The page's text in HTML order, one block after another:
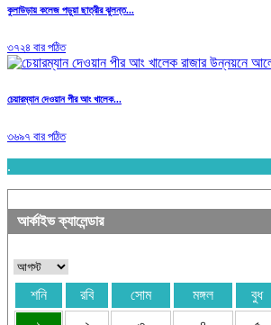
কুলাউড়ায় কলেজ পড়ুয়া ছাত্রীর ঝুলন্ত...
৩৭২৪ বার পঠিত
চেয়ারম্যান দেওয়ান পীর আং খালেক...
৩৬৯৭ বার পঠিত
.
আর্কাইভ ক্যালেন্ডার
শনি রবি সোম মঙ্গল বুধ